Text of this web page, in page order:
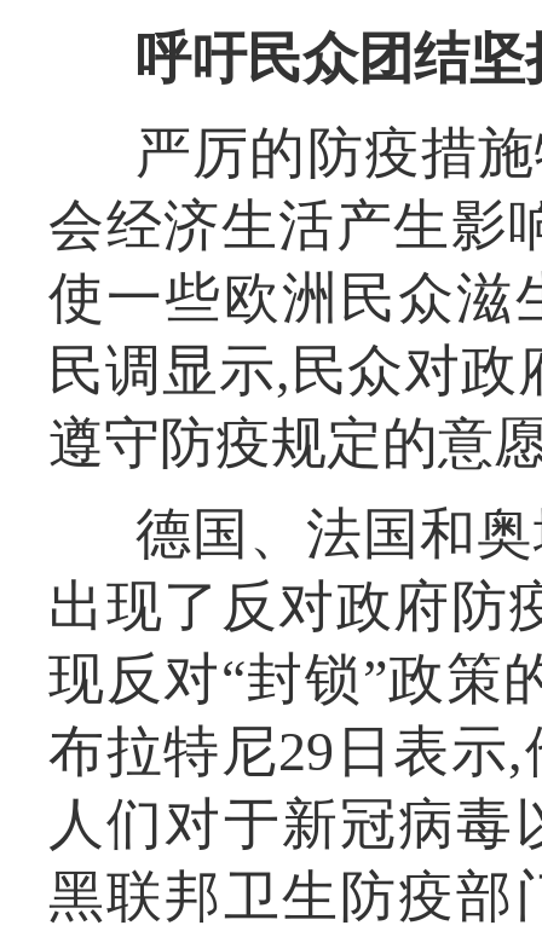
呼吁民众团结坚
严厉的防疫措
会经济生活产生影
使一些欧洲民众滋
民调显示,民众对
遵守防疫规定的意
德国、法国和
出现了反对政府防
现反对“封锁”政策
布拉特尼29日表示
人们对于新冠病
黑联邦卫生防疫部